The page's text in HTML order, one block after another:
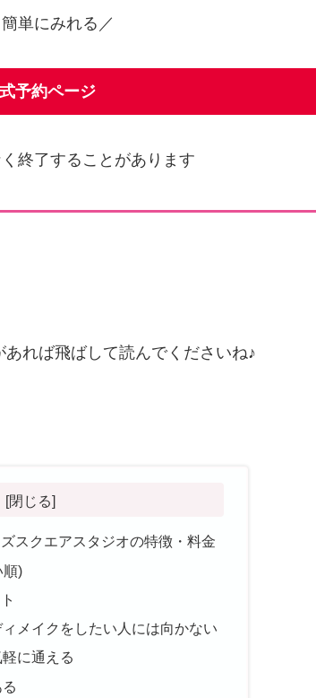
単にみれる／
予約ページ
終了することがあります
れば飛ばして読んでくださいね♪
スクエアスタジオの特徴・料金
順)
メイクをしたい人には向かない
に通える